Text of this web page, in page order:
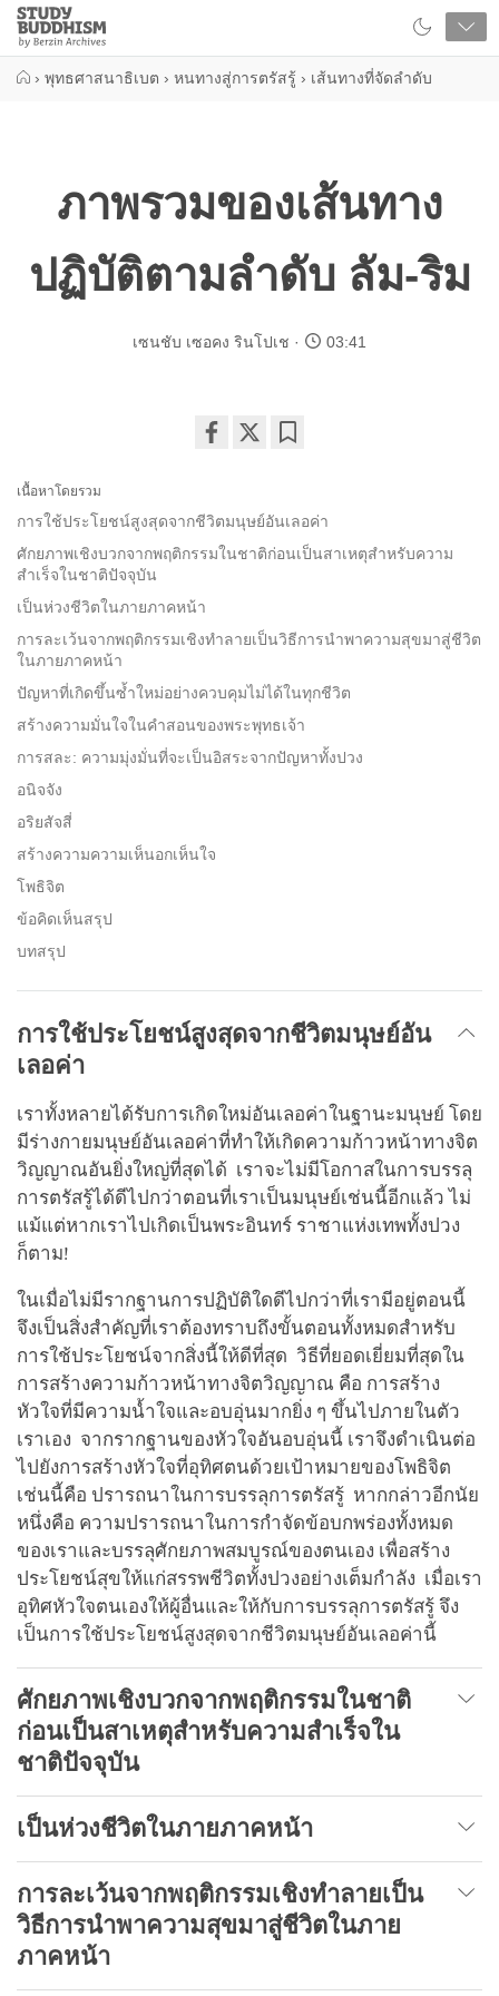
Close
Study
Buddhism
› พุทธศาสนาธิเบต › หนทางสู่การตรัสรู้ › เส้นทางที่จัดลำดับ
ภาพรวมของเส้นทาง
ปฏิบัติตามลำดับ ลัม-ริม
เซนชับ เซอคง รินโปเช 03:41
facebook
เนื้อหาโดยรวม
การใช้ประโยชน์สูงสุดจากชีวิตมนุษย์อันเลอค่า
ศักยภาพเชิงบวกจากพฤติกรรมในชาติก่อนเป็นสาเหตุสำหรับความ
สำเร็จในชาติปัจจุบัน
เป็นห่วงชีวิตในภายภาคหน้า
การละเว้นจากพฤติกรรมเชิงทำลายเป็นวิธีการนำพาความสุขมาสู่ชีวิต
ในภายภาคหน้า
ปัญหาที่เกิดขึ้นซ้ำใหม่อย่างควบคุมไม่ได้ในทุกชีวิต
สร้างความมั่นใจในคำสอนของพระพุทธเจ้า
การสละ: ความมุ่งมั่นที่จะเป็นอิสระจากปัญหาทั้งปวง
อนิจจัง
อริยสัจสี่
สร้างความความเห็นอกเห็นใจ
โพธิจิต
ข้อคิดเห็นสรุป
บทสรุป
การใช้ประโยชน์สูงสุดจากชีวิตมนุษย์อัน
เลอค่า
เราทั้งหลายได้รับการเกิดใหม่อันเลอค่าในฐานะมนุษย์ โดย
มีร่างกายมนุษย์อันเลอค่าที่ทำให้เกิดความก้าวหน้าทางจิต
วิญญาณอันยิ่งใหญ่ที่สุดได้ เราจะไม่มีโอกาสในการบรรลุ
การตรัสรู้ได้ดีไปกว่าตอนที่เราเป็นมนุษย์เช่นนี้อีกแล้ว ไม่
แม้แต่หากเราไปเกิดเป็นพระอินทร์ ราชาแห่งเทพทั้งปวง
ก็ตาม!
ในเมื่อไม่มีรากฐานการปฏิบัติใดดีไปกว่าที่เรามีอยู่ตอนนี้
จึงเป็นสิ่งสำคัญที่เราต้องทราบถึงขั้นตอนทั้งหมดสำหรับ
การใช้ประโยชน์จากสิ่งนี้ให้ดีที่สุด วิธีที่ยอดเยี่ยมที่สุดใน
การสร้างความก้าวหน้าทางจิตวิญญาณ คือ การสร้าง
หัวใจที่มีความน้ำใจและอบอุ่นมากยิ่ง ๆ ขึ้นไปภายในตัว
เราเอง จากรากฐานของหัวใจอันอบอุ่นนี้ เราจึงดำเนินต่อ
ไปยังการสร้างหัวใจที่อุทิศตนด้วยเป้าหมายของโพธิจิต
เช่นนี้คือ ปรารถนาในการบรรลุการตรัสรู้ หากกล่าวอีกนัย
หนึ่งคือ ความปรารถนาในการกำจัดข้อบกพร่องทั้งหมด
ของเราและบรรลุศักยภาพสมบูรณ์ของตนเอง เพื่อสร้าง
ประโยชน์สุขให้แก่สรรพชีวิตทั้งปวงอย่างเต็มกำลัง เมื่อเรา
อุทิศหัวใจตนเองให้ผู้อื่นและให้กับการบรรลุการตรัสรู้ จึง
เป็นการใช้ประโยชน์สูงสุดจากชีวิตมนุษย์อันเลอค่านี้
ศักยภาพเชิงบวกจากพฤติกรรมในชาติ
ก่อนเป็นสาเหตุสำหรับความสำเร็จใน
ชาติปัจจุบัน
เป็นห่วงชีวิตในภายภาคหน้า
การละเว้นจากพฤติกรรมเชิงทำลายเป็น
วิธีการนำพาความสุขมาสู่ชีวิตในภาย
ภาคหน้า